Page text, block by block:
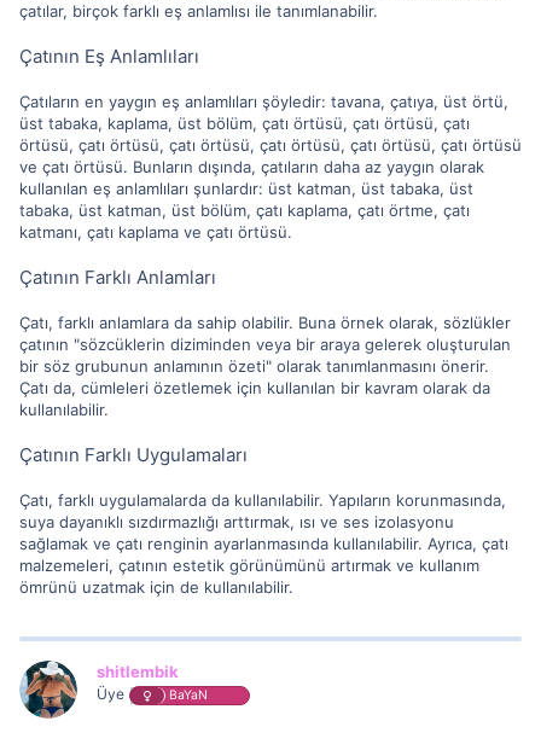
çatılar, birçok farklı eş anlamlısı ile tanımlanabilir.
Çatının Eş Anlamlıları
Çatıların en yaygın eş anlamlıları şöyledir: tavana, çatıya, üst örtü,
üst tabaka, kaplama, üst bölüm, çatı örtüsü, çatı örtüsü, çatı
örtüsü, çatı örtüsü, çatı örtüsü, çatı örtüsü, çatı örtüsü, çatı örtüsü
ve çatı örtüsü. Bunların dışında, çatıların daha az yaygın olarak
kullanılan eş anlamlıları şunlardır: üst katman, üst tabaka, üst
tabaka, üst katman, üst bölüm, çatı kaplama, çatı örtme, çatı
katmanı, çatı kaplama ve çatı örtüsü.
Çatının Farklı Anlamları
Çatı, farklı anlamlara da sahip olabilir. Buna örnek olarak, sözlükler
çatının "sözcüklerin diziminden veya bir araya gelerek oluşturulan
bir söz grubunun anlamının özeti" olarak tanımlanmasını önerir.
Çatı da, cümleleri özetlemek için kullanılan bir kavram olarak da
kullanılabilir.
Çatının Farklı Uygulamaları
Çatı, farklı uygulamalarda da kullanılabilir. Yapıların korunmasında,
suya dayanıklı sızdırmazlığı arttırmak, ısı ve ses izolasyonu
sağlamak ve çatı renginin ayarlanmasında kullanılabilir. Ayrıca, çatı
malzemeleri, çatının estetik görünümünü artırmak ve kullanım
ömrünü uzatmak için de kullanılabilir.
shitlembik
Üye BaYaN